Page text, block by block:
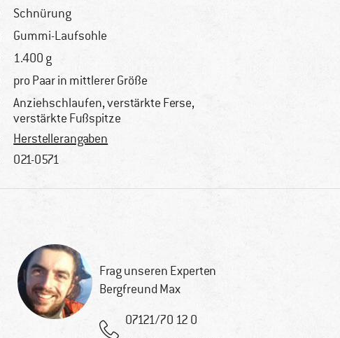
Schnürung
Gummi-Laufsohle
1.400 g
pro Paar in mittlerer Größe
Anziehschlaufen, verstärkte Ferse,
verstärkte Fußspitze
Herstellerangaben
021-0571
Frag unseren Experten
Bergfreund Max
07121/70 12 0